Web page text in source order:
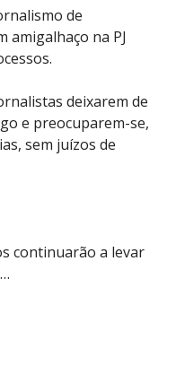
de
amigalhaço na PJ
deixarem de
e preocuparem-se,
sem juízos de
continuarão a levar